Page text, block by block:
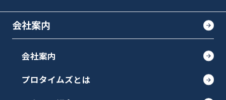
会社案内
会社案内
プロタイムズとは